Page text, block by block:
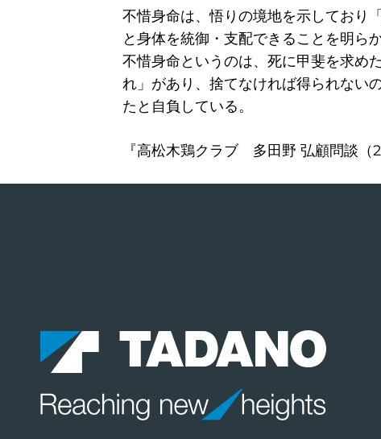
不惜身命は、悟りの境地を示しており
と身体を統御・支配できることを明ら
不惜身命というのは、死に甲斐を求め
れ」があり、捨てなければ得られない
たと自負している。
『高松木鶏クラブ 多田野 弘顧問談（